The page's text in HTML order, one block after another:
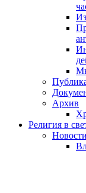
Архив
Религия в
Новости